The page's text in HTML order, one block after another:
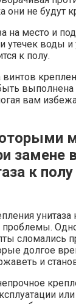
они не будут
на место и
утечек воды и
к полу.
вам
замене
к
унитаза
проблемы.
сломались
долгое
и